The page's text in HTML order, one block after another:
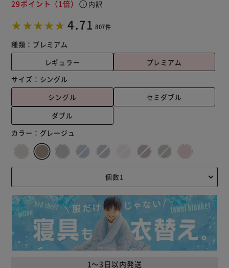
29ポイント （1倍） info 内訳
4.71 807件
種類： プレミアム
レギュラー
プレミアム
サイズ： シングル
シングル
セミダブル
ダブル
カラー： グレージュ
1～3日以内発送